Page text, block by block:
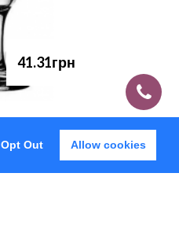
Opt Out Allow cookies
41.31грн